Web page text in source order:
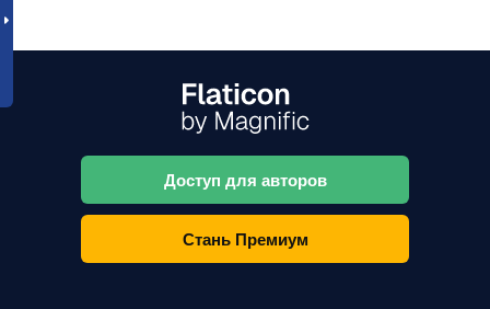
Доступ для авторов
Стань Премиум